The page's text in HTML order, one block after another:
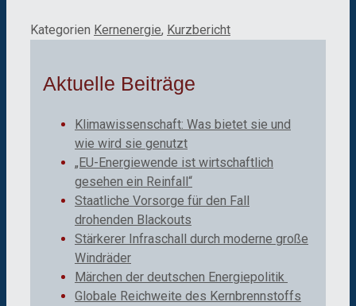
Kategorien Kernenergie, Kurzbericht
Aktuelle Beiträge
Klimawissenschaft: Was bietet sie und
wie wird sie genutzt
„EU-Energiewende ist wirtschaftlich
gesehen ein Reinfall“
Staatliche Vorsorge für den Fall
drohenden Blackouts
Stärkerer Infraschall durch moderne große
Windräder
Märchen der deutschen Energiepolitik
Globale Reichweite des Kernbrennstoffs